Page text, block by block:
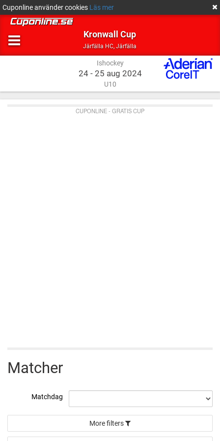
Cuponline använder cookies Läs mer
Kronwall Cup
Järfälla HC,Ishockey
JärfällaJärfälla
Ishockey
24 - 25 aug 2024
U10
CUPONLINE - GRATIS CUP
Matcher
Matchdag
More filters